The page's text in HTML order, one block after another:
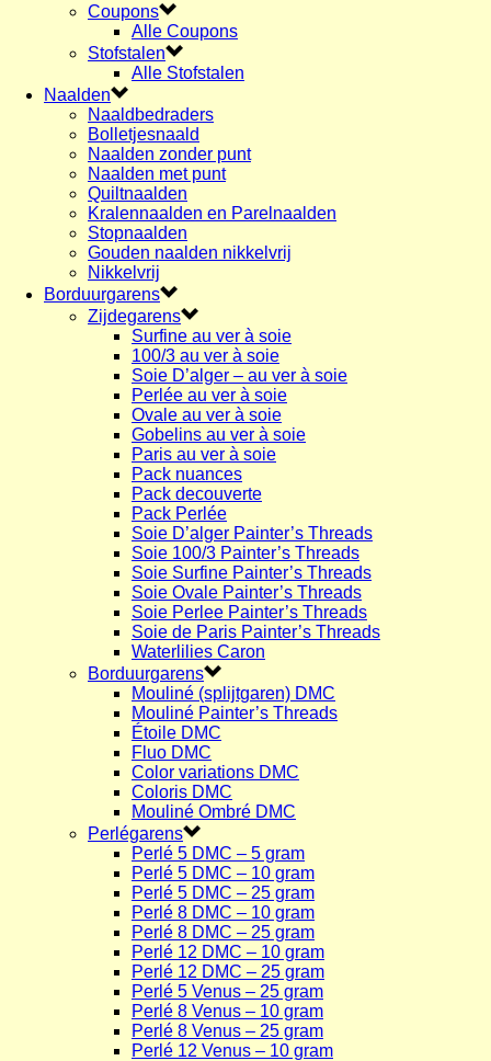
Coupons
Alle Coupons
Stofstalen
Alle Stofstalen
Naalden
Naaldbedraders
Bolletjesnaald
Naalden zonder punt
Naalden met punt
Quiltnaalden
Kralennaalden en Parelnaalden
Stopnaalden
Gouden naalden nikkelvrij
Nikkelvrij
Borduurgarens
Zijdegarens
Surfine au ver à soie
100/3 au ver à soie
Soie D’alger – au ver à soie
Perlée au ver à soie
Ovale au ver à soie
Gobelins au ver à soie
Paris au ver à soie
Pack nuances
Pack decouverte
Pack Perlée
Soie D’alger Painter’s Threads
Soie 100/3 Painter’s Threads
Soie Surfine Painter’s Threads
Soie Ovale Painter’s Threads
Soie Perlee Painter’s Threads
Soie de Paris Painter’s Threads
Waterlilies Caron
Borduurgarens
Mouliné (splijtgaren) DMC
Mouliné Painter’s Threads
Étoile DMC
Fluo DMC
Color variations DMC
Coloris DMC
Mouliné Ombré DMC
Perlégarens
Perlé 5 DMC – 5 gram
Perlé 5 DMC – 10 gram
Perlé 5 DMC – 25 gram
Perlé 8 DMC – 10 gram
Perlé 8 DMC – 25 gram
Perlé 12 DMC – 10 gram
Perlé 12 DMC – 25 gram
Perlé 5 Venus – 25 gram
Perlé 8 Venus – 10 gram
Perlé 8 Venus – 25 gram
Perlé 12 Venus – 10 gram